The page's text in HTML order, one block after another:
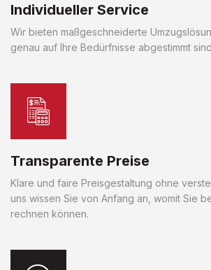
Individueller Service
Wir bieten maßgeschneiderte
genau auf Ihre Bedürfnisse abgestimmt
Transparente Preise
Klare und faire Preisgestaltung ohne
uns wissen Sie von Anfang an, womit Sie
rechnen können.